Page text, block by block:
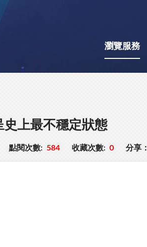
瀏覽服務
上最不穩定狀態
點閱次數: 584 收藏次數: 0 分享：